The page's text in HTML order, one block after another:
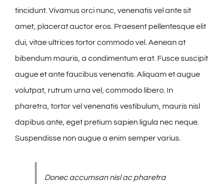
tincidunt. Vivamus orci nunc, venenatis vel ante sit
amet, placerat auctor eros. Praesent pellentesque elit
dui, vitae ultrices tortor commodo vel. Aenean at
bibendum mauris, a condimentum erat. Fusce suscipit
augue et ante faucibus venenatis. Aliquam et augue
volutpat, rutrum urna vel, commodo libero. In
pharetra, tortor vel venenatis vestibulum, mauris nisl
dapibus ante, eget pretium sapien ligula nec neque.
Suspendisse non augue a enim semper varius.
Donec accumsan nisl ac pharetra